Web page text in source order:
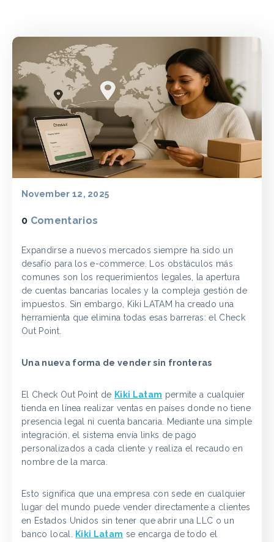
November 12, 2025
0 Comentarios
Expandirse a nuevos mercados siempre ha sido un
desafío para los e-commerce. Los obstáculos más
comunes son los requerimientos legales, la apertura
de cuentas bancarias locales y la compleja gestión de
impuestos. Sin embargo, Kiki LATAM ha creado una
herramienta que elimina todas esas barreras: el Check
Out Point.
Una nueva forma de vender sin fronteras
El Check Out Point de Kiki Latam permite a cualquier
tienda en línea realizar ventas en países donde no tiene
presencia legal ni cuenta bancaria. Mediante una simple
integración, el sistema envía links de pago
personalizados a cada cliente y realiza el recaudo en
nombre de la marca.
Esto significa que una empresa con sede en cualquier
lugar del mundo puede vender directamente a clientes
en Estados Unidos sin tener que abrir una LLC o un
banco local. Kiki Latam se encarga de todo el